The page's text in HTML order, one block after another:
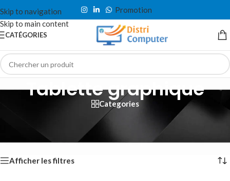
Skip to navigation
Skip to main content
Promotion
CATÉGORIES
Tablette graphique
Categories
Accessoire & Périphérique Accessoires ordinateur
Affichage de 1–12 sur 21 résultats
Afficher les filtres